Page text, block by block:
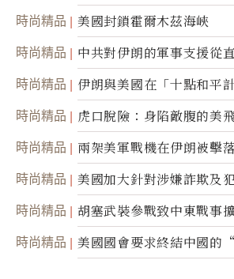
美軍基地的衛星影像
時尚精品 美國封鎖霍爾木茲海峽
時尚精品
中共對伊朗的軍事支援從
間接技術轉讓
時尚精品 伊朗與美國在「十點和平
時尚精品 虎口脫險：身陷敵腹的美
時尚精品
兩架美軍戰機在伊朗被擊
蹤
時尚精品
美國加大針對涉嫌詐欺及
民權力度
時尚精品
胡塞武裝參戰致中東戰事
面入侵的可能性
時尚精品 美國國會要求終結中國的